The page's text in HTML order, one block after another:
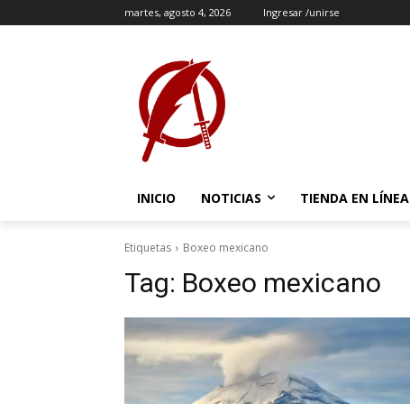
martes, agosto 4, 2026 Ingresar /unirse
INICIO NOTICIAS TIENDA EN LÍNEA
Etiquetas Boxeo mexicano
Tag: Boxeo mexicano